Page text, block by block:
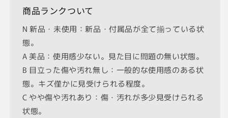
電
池
付
キ
ャ
ノ
ン
HD
CMOS
動
電
付
ャ
ノ
ン
HD
CMOS
商品ランクついて
N 新品・未使用：新品・付属品が全て揃っている状
態。
A 美品：使用感少ない。見た目に問題の無い状態。
B 目立った傷や汚れ無し：一般的な使用感のある状
態。キズ僅かに見受けられる程度。
C やや傷や汚れあり：傷・汚れが多少見受けられる
状態。